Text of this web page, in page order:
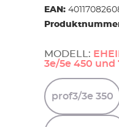
EAN:
MODELL:
3e/5e 450 und
prof3/3e 350